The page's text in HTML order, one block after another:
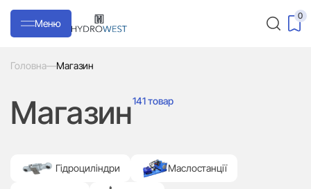
Меню
0
Головна—Магазин
Магазин141 товар
Гідроциліндри Маслостанції